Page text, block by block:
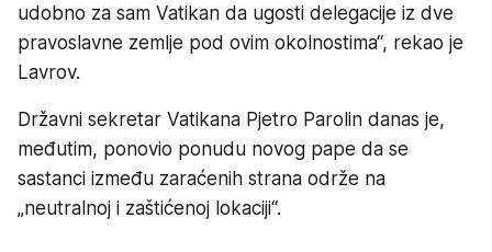
udobno za sam Vatikan da ugosti delegacije iz dve
pravoslavne zemlje pod ovim okolnostima“, rekao je
Lavrov.
Državni sekretar Vatikana Pjetro Parolin danas je,
međutim, ponovio ponudu novog pape da se
sastanci između zaraćenih strana održe na
„neutralnoj i zaštićenoj lokaciji“.